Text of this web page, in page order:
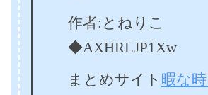
作者:とねりこ
◆AXHRLJP1Xw
まとめサイト 暇な